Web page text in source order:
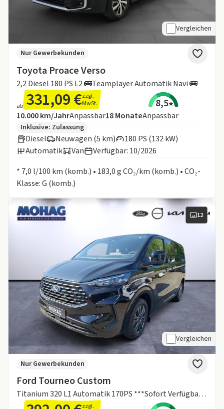
Vergleichen
Toyota Proace Verso
2,2 Diesel 180 PS L2 🚌​Teamplayer Automatik Navi ​🚌
Nur Gewerbekunden
ab 331,09 €zzgl.
MwSt.
8,5
Angebotsdetails:
Inklusive Laufleistung
10.000 km/JahrAnpassbarLaufzeit
18MonateAnpassbar
Zusätzliche Fahrzeuginformationen:
Inklusive: Zulassung
Diesel Neuwagen (5 km)
180 PS (132 kW)
Automatik
Van
Verfügbar: 10/2026
* 7,0 l/100 km (komb.) • 183,0 g CO₂/km (komb.) • CO₂-
Klasse: G (komb.)
12
Vergleichen
Ford Tourneo Custom
Titanium 320 L1 Automatik 170PS ***Sofort Verfügbar***
Nur Gewerbekunden
zzgl.